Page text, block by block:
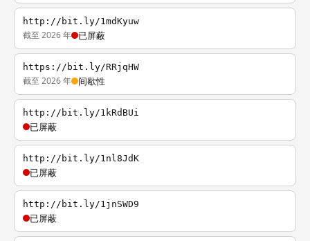
http://bit.ly/1mdKyuw
截至 2026 年 已屏蔽
https://bit.ly/RRjqHW
截至 2026 年 间歇性
http://bit.ly/1kRdBUi
已屏蔽
http://bit.ly/1nl8JdK
已屏蔽
http://bit.ly/1jnSWD9
已屏蔽